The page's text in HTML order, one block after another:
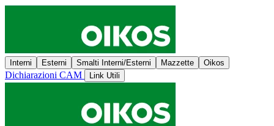
Interni Esterni Smalti Interni/Esterni Mazzette Oikos
Dichiarazioni CAM Link Utili